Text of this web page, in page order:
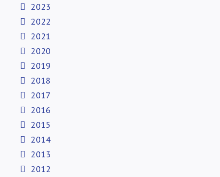
2023
2022
2021
2020
2019
2018
2017
2016
2015
2014
2013
2012